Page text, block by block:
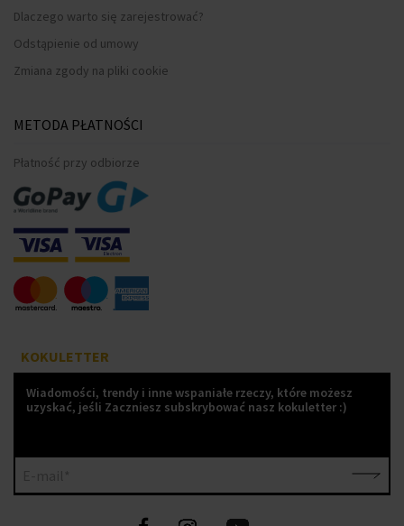
Dlaczego warto się zarejestrować?
Odstąpienie od umowy
Zmiana zgody na pliki cookie
METODA PŁATNOŚCI
Płatność przy odbiorze
KOKULETTER
Wiadomości, trendy i inne wspaniałe rzeczy, które możesz
uzyskać, jeśli Zaczniesz subskrybować nasz kokuletter :)